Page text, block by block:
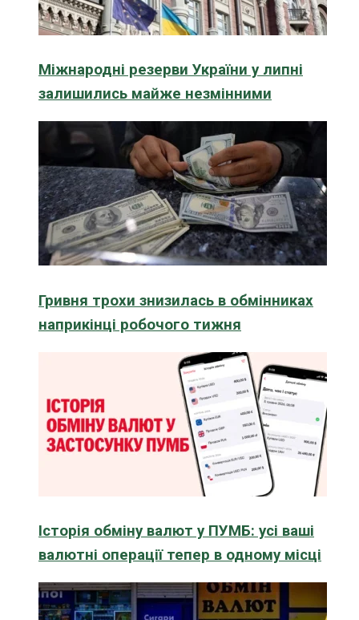
Міжнародні резерви України у липні
залишились майже незмінними
Гривня трохи знизилась в обмінниках
наприкінці робочого тижня
Історія обміну валют у ПУМБ: усі ваші
валютні операції тепер в одному місці